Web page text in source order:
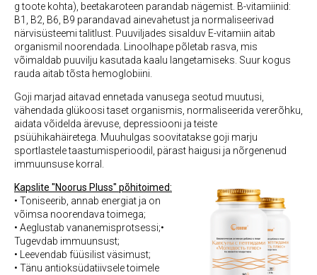
g toote kohta), beetakaroteen parandab nägemist. B-vitamiinid:
B1, B2, B6, B9 parandavad ainevahetust ja normaliseerivad
närvisüsteemi talitlust. Puuviljades sisalduv E-vitamiin aitab
organismil noorendada. Linoolhape põletab rasva, mis
võimaldab puuvilju kasutada kaalu langetamiseks. Suur kogus
rauda aitab tõsta hemoglobiini.
Goji marjad aitavad ennetada vanusega seotud muutusi,
vähendada glükoosi taset organismis, normaliseerida vererõhku,
aidata võidelda ärevuse, depressiooni ja teiste
psüühikahäiretega. Muuhulgas soovitatakse goji marju
sportlastele taastumisperioodil, pärast haigusi ja nõrgenenud
immuunsuse korral.
Kapslite "Noorus Pluss" põhitoimed:
• Toniseerib, annab energiat ja on
võimsa noorendava toimega;
• Aeglustab vananemisprotsessi;•
Tugevdab immuunsust;
• Leevendab füüsilist väsimust;
• Tänu antioksüdatiivsele toimele